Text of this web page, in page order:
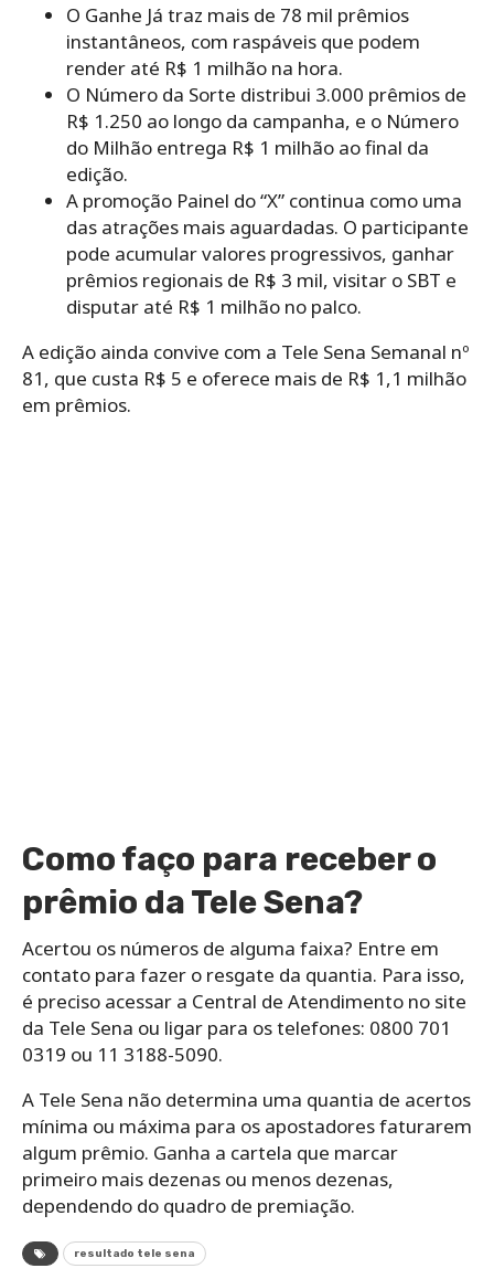
O Ganhe Já traz mais de 78 mil prêmios
instantâneos, com raspáveis que podem
render até R$ 1 milhão na hora.
O Número da Sorte distribui 3.000 prêmios de
R$ 1.250 ao longo da campanha, e o Número
do Milhão entrega R$ 1 milhão ao final da
edição.
A promoção Painel do “X” continua como uma
das atrações mais aguardadas. O participante
pode acumular valores progressivos, ganhar
prêmios regionais de R$ 3 mil, visitar o SBT e
disputar até R$ 1 milhão no palco.
A edição ainda convive com a Tele Sena Semanal nº
81, que custa R$ 5 e oferece mais de R$ 1,1 milhão
em prêmios.
Como faço para receber o
prêmio da Tele Sena?
Acertou os números de alguma faixa? Entre em
contato para fazer o resgate da quantia. Para isso,
é preciso acessar a Central de Atendimento no site
da Tele Sena ou ligar para os telefones: 0800 701
0319 ou 11 3188-5090.
A Tele Sena não determina uma quantia de acertos
mínima ou máxima para os apostadores faturarem
algum prêmio. Ganha a cartela que marcar
primeiro mais dezenas ou menos dezenas,
dependendo do quadro de premiação.
resultado tele sena